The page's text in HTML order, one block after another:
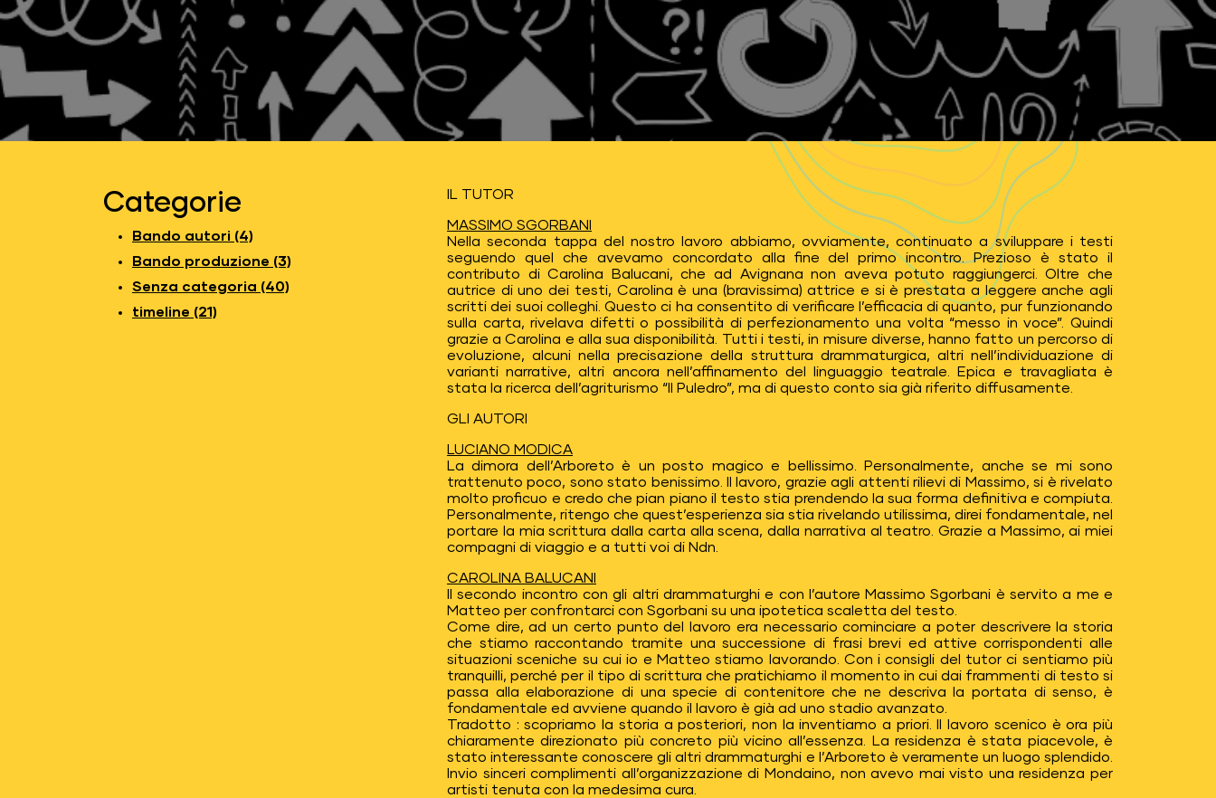
Categorie
Bando autori (4)
Bando produzione (3)
Senza categoria (40)
timeline (21)
IL TUTOR
MASSIMO SGORBANI
Nella seconda tappa del nostro lavoro abbiamo, ovviamente, continuato a sviluppare i testi
seguendo quel che avevamo concordato alla fine del primo incontro. Prezioso è stato il
contributo di Carolina Balucani, che ad Avignana non aveva potuto raggiungerci. Oltre che
autrice di uno dei testi, Carolina è una (bravissima) attrice e si è prestata a leggere anche agli
scritti dei suoi colleghi. Questo ci ha consentito di verificare l’efficacia di quanto, pur funzionando
sulla carta, rivelava difetti o possibilità di perfezionamento una volta “messo in voce”. Quindi
grazie a Carolina e alla sua disponibilità. Tutti i testi, in misure diverse, hanno fatto un percorso di
evoluzione, alcuni nella precisazione della struttura drammaturgica, altri nell’individuazione di
varianti narrative, altri ancora nell’affinamento del linguaggio teatrale. Epica e travagliata è
stata la ricerca dell’agriturismo “Il Puledro”, ma di questo conto sia già riferito diffusamente.
GLI AUTORI
LUCIANO MODICA
La dimora dell’Arboreto è un posto magico e bellissimo. Personalmente, anche se mi sono
trattenuto poco, sono stato benissimo. Il lavoro, grazie agli attenti rilievi di Massimo, si è rivelato
molto proficuo e credo che pian piano il testo stia prendendo la sua forma definitiva e compiuta.
Personalmente, ritengo che quest’esperienza sia stia rivelando utilissima, direi fondamentale, nel
portare la mia scrittura dalla carta alla scena, dalla narrativa al teatro. Grazie a Massimo, ai miei
compagni di viaggio e a tutti voi di Ndn.
CAROLINA BALUCANI
Il secondo incontro con gli altri drammaturghi e con l’autore Massimo Sgorbani è servito a me e
Matteo per confrontarci con Sgorbani su una ipotetica scaletta del testo.
Come dire, ad un certo punto del lavoro era necessario cominciare a poter descrivere la storia
che stiamo raccontando tramite una successione di frasi brevi ed attive corrispondenti alle
situazioni sceniche su cui io e Matteo stiamo lavorando. Con i consigli del tutor ci sentiamo più
tranquilli, perché per il tipo di scrittura che pratichiamo il momento in cui dai frammenti di testo si
passa alla elaborazione di una specie di contenitore che ne descriva la portata di senso, è
fondamentale ed avviene quando il lavoro è già ad uno stadio avanzato.
Tradotto : scopriamo la storia a posteriori, non la inventiamo a priori. Il lavoro scenico è ora più
chiaramente direzionato più concreto più vicino all’essenza. La residenza è stata piacevole, è
stato interessante conoscere gli altri drammaturghi e l’Arboreto è veramente un luogo splendido.
Invio sinceri complimenti all’organizzazione di Mondaino, non avevo mai visto una residenza per
artisti tenuta con la medesima cura.